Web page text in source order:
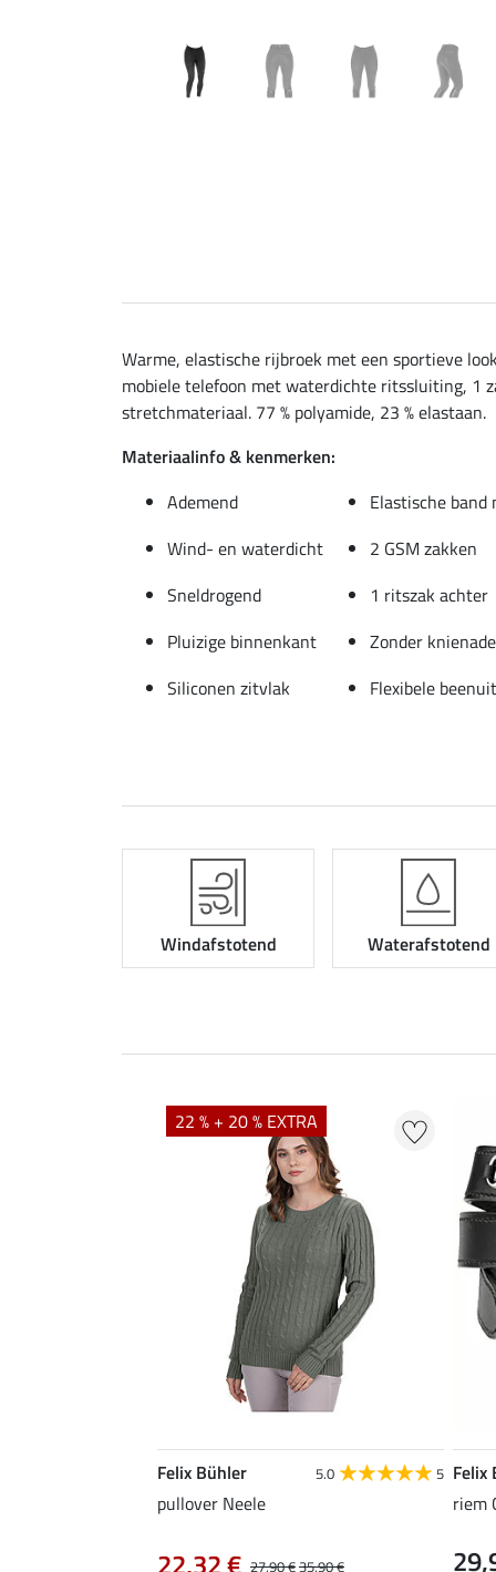
Warme, elastische rijbroek met een sportieve
mobiele telefoon met waterdichte ritssluiting, 1
stretchmateriaal. 77 % polyamide, 23 % elastaan.
Materiaalinfo & kenmerken:
Ademend
Elastische band
Wind- en waterdicht
2 GSM zakken
Sneldrogend
1 ritszak achter
Pluizige binnenkant
Zonder
Siliconen zitvlak
Flexibele
Windafstotend Waterafstotend
22 % + 20 % EXTRA
Felix Bühler 5.0 5
pullover Neele
27,90 €35,90 €
22,32 €
Felix
riem